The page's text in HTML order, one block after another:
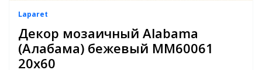
Laparet
Декор мозаичный Alabama
(Алабама) бежевый MM60061
20х60